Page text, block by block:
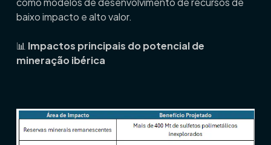
baixo impacto e alto valor.
📊 Impactos principais do potencial de
mineração ibérica